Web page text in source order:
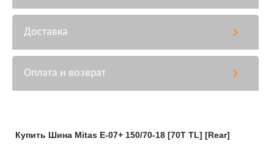
Доставка
Оплата и возврат
Купить Шина Mitas E-07+ 150/70-18 [70T TL] [Rear]